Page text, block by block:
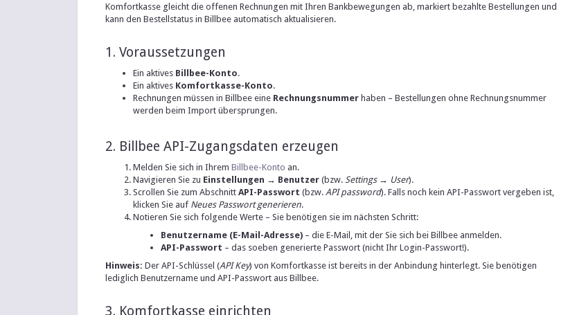
Komfortkasse gleicht die offenen Rechnungen mit Ihren Bankbewegungen ab, markiert bezahlte Bestellungen und
kann den Bestellstatus in Billbee automatisch aktualisieren.
1. Voraussetzungen
Ein aktives Billbee-Konto.
Ein aktives Komfortkasse-Konto.
Rechnungen müssen in Billbee eine Rechnungsnummer haben – Bestellungen ohne Rechnungsnummer
werden beim Import übersprungen.
2. Billbee API-Zugangsdaten erzeugen
Melden Sie sich in Ihrem Billbee-Konto an.
Navigieren Sie zu Einstellungen → Benutzer (bzw. Settings → User).
Scrollen Sie zum Abschnitt API-Passwort (bzw. API password). Falls noch kein API-Passwort vergeben ist,
klicken Sie auf Neues Passwort generieren.
Notieren Sie sich folgende Werte – Sie benötigen sie im nächsten Schritt:
Benutzername (E-Mail-Adresse) – die E-Mail, mit der Sie sich bei Billbee anmelden.
API-Passwort – das soeben generierte Passwort (nicht Ihr Login-Passwort!).
Hinweis: Der API-Schlüssel (API Key) von Komfortkasse ist bereits in der Anbindung hinterlegt. Sie benötigen
lediglich Benutzername und API-Passwort aus Billbee.
3. Komfortkasse einrichten